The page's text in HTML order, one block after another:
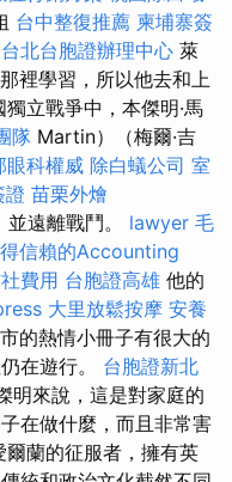
台中整復推薦 柬埔寨簽
台北台胞證辦理中心 萊
裡學習，所以他去和上
立戰爭中，本傑明·馬
隊 Martin）（梅爾·吉
眼科權威 除白蟻公司 室
證 苗栗外燴
遠離戰鬥。 lawyer 毛
信賴的Accounting
費用 台胞證高雄 他的
大里放鬆按摩 安養
的熱情小冊子有很大的
在遊行。 台胞證新北
明來說，這是對家庭的
在做什麼，而且非常害
蘭的征服者，擁有英